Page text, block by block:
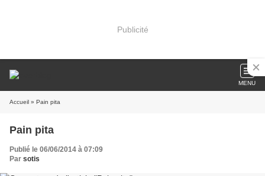
Publicité
MENU
Accueil » Pain pita
Pain pita
Publié le 06/06/2014 à 07:09
Par sotis